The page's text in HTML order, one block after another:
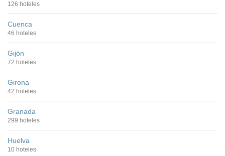
126 hoteles
Cuenca
46 hoteles
Gijón
72 hoteles
Girona
42 hoteles
Granada
299 hoteles
Huelva
10 hoteles